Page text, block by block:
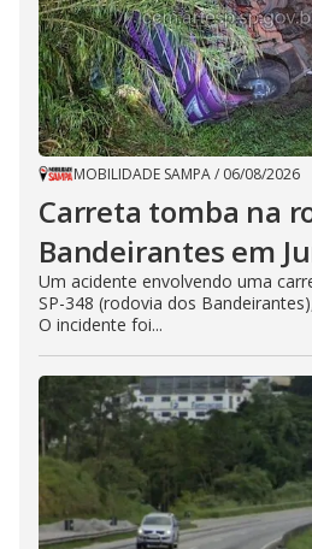
MOBILIDADE SAMPA/ 06/08/2026
Carreta tomba na
Bandeirantes em
Um acidente envolvendo uma
SP-348 (rodovia dos
O incidente foi...